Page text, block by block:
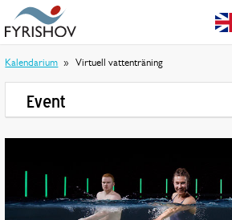
Kalendarium Virtuell vattenträning
Event